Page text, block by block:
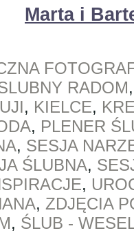
Marta i
RADOM
, KIELCE,
, PLENER
, SESJA
ŚLUBNA,
,
,ZDJĘCIA
, ŚLUB -